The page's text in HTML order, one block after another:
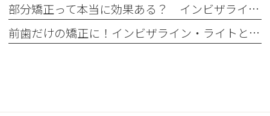
部分矯正って本当に効果ある？ インビザライン・ライトのメリット・デメリット
前歯だけの矯正に！インビザライン・ライトとは？ 通常のインビザラインとの違い